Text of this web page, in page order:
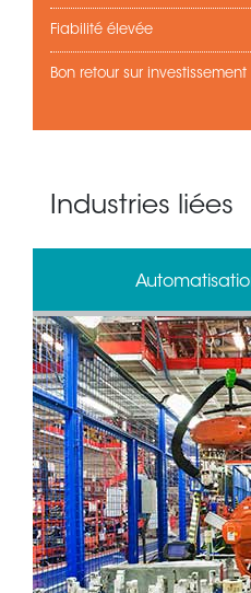
Fiabilité élevée
Bon retour sur investissement
Industries liées